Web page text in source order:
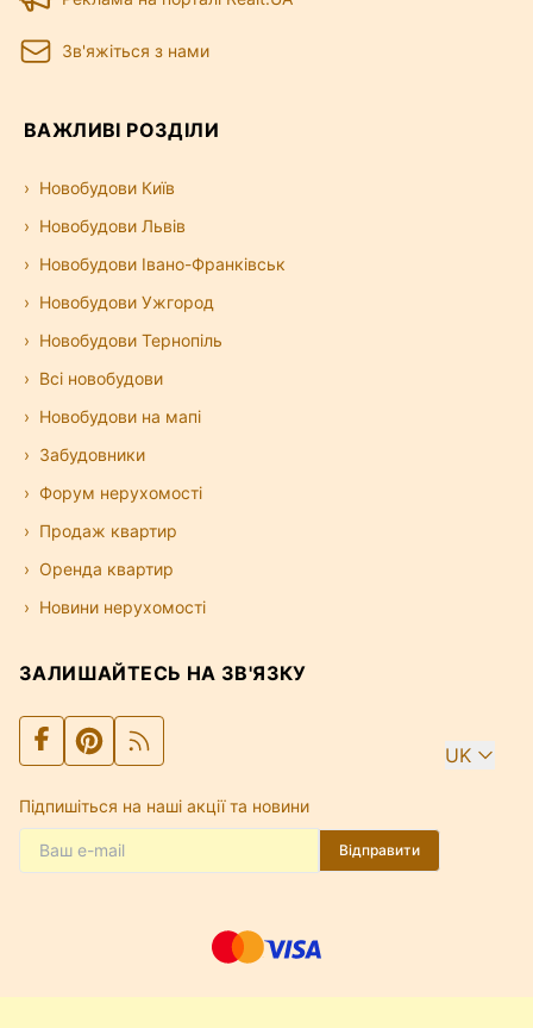
Зв'яжіться з нами
ВАЖЛИВІ РОЗДІЛИ
Новобудови Київ
Новобудови Львів
Новобудови Івано-Франківськ
Новобудови Ужгород
Новобудови Тернопіль
Всі новобудови
Новобудови на мапі
Забудовники
Форум нерухомості
Продаж квартир
Оренда квартир
Новини нерухомості
ЗАЛИШАЙТЕСЬ НА ЗВ'ЯЗКУ
UK
Підпишіться на наші акції та новини
Відправити